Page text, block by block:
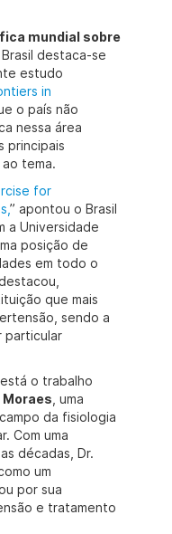
mundial sobre
Brasil destaca-se
estudo
in
o país não
nessa área
principais
tema.
for
” apontou o Brasil
a Universidade
posição de
em todo o
que mais
sendo a
particular
o trabalho
Moraes , uma
da fisiologia
Com uma
décadas, Dr.
um
por sua
e tratamento